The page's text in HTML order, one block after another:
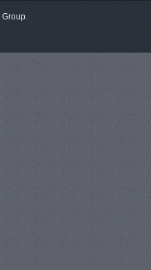
Group.